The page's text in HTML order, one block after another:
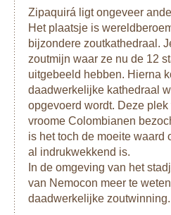
Zipaquirá ligt ongeveer
Het plaatsje is
bijzondere zoutkathedraal.
zoutmijn waar ze nu de 12
uitgebeeld hebben. Hierna
daadwerkelijke kathedraal
opgevoerd wordt. Deze
vroome Colombianen
is het toch de moeite waard
al indrukwekkend is.
In de omgeving van het
van Nemocon meer te
daadwerkelijke zoutwinning.